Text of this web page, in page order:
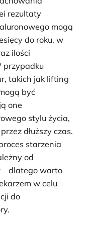
rezultaty
mogą
do roku, w
ilości
przypadku
takich jak lifting
być
one
stylu życia,
dłuższy czas.
starzenia
od
dlatego warto
w celu
do